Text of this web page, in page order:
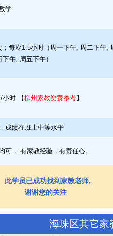
学
；每次1.5小时（周一下午, 周二下午,
下午, 周五下午）
/小时 【柳州家教资费参考】
成绩在班上中等水平
可， 有家教经验，有责任心。
此学员已成功找到家教老师,
谢谢您的关注
海珠区其它家